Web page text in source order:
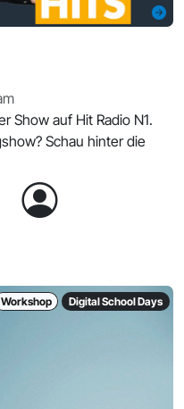
Show auf Hit Radio N1.
Schau hinter die
Workshop Digital School Days